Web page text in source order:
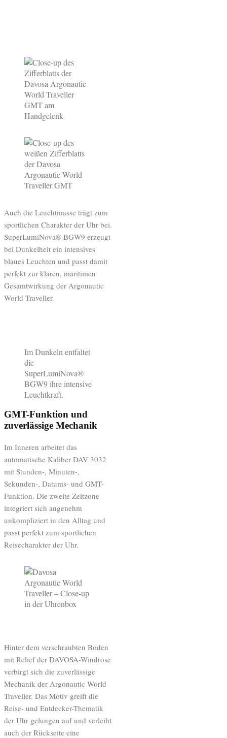
Auch die Leuchtmasse trägt zum
sportlichen Charakter der Uhr bei.
SuperLumiNova® BGW9 erzeugt
bei Dunkelheit ein intensives
blaues Leuchten und passt damit
perfekt zur klaren, maritimen
Gesamtwirkung der Argonautic
World Traveller.
Im Dunkeln entfaltet
die
SuperLumiNova®
BGW9 ihre intensive
Leuchtkraft.
GMT-Funktion und
zuverlässige Mechanik
Im Inneren arbeitet das
automatische Kaliber DAV 3032
mit Stunden-, Minuten-,
Sekunden-, Datums- und GMT-
Funktion. Die zweite Zeitzone
integriert sich angenehm
unkompliziert in den Alltag und
passt perfekt zum sportlichen
Reisecharakter der Uhr.
Hinter dem verschraubten Boden
mit Relief der DAVOSA-Windrose
verbirgt sich die zuverlässige
Mechanik der Argonautic World
Traveller. Das Motiv greift die
Reise- und Entdecker-Thematik
der Uhr gelungen auf und verleiht
auch der Rückseite eine